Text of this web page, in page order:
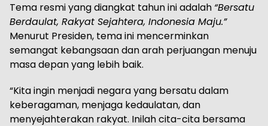
Tema resmi yang diangkat tahun ini adalah “Bersatu
Berdaulat, Rakyat Sejahtera, Indonesia Maju.”
Menurut Presiden, tema ini mencerminkan
semangat kebangsaan dan arah perjuangan menuju
masa depan yang lebih baik.
“Kita ingin menjadi negara yang bersatu dalam
keberagaman, menjaga kedaulatan, dan
menyejahterakan rakyat. Inilah cita-cita bersama